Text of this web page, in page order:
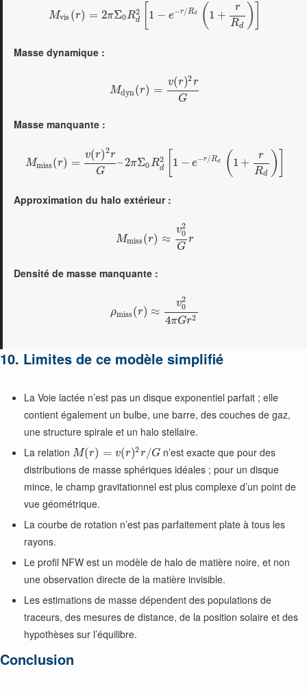
Mvis (r) = 2πΣ0R2
d 1 − e−r/Rd ( 1 +
r
Rd )
Masse dynamique :
Mdyn(r) =
v(r)2r
G
Masse manquante :
Mmiss(r) =
v(r)2r
G
–2πΣ0R2
d 1 − e−r/Rd ( 1 +
r
Rd )
Approximation du halo extérieur :
Mmiss(r) ≈
v2
0
G
r
Densité de masse manquante :
ρmiss(r) ≈
v2
0
4πGr2
10. Limites de ce modèle simplifié
La Voie lactée n’est pas un disque exponentiel parfait ; elle
contient également un bulbe, une barre, des couches de gaz,
une structure spirale et un halo stellaire.
La relation M(r) = v(r)2r/G n’est exacte que pour des
distributions de masse sphériques idéales ; pour un disque
mince, le champ gravitationnel est plus complexe d’un point de
vue géométrique.
La courbe de rotation n’est pas parfaitement plate à tous les
rayons.
Le profil NFW est un modèle de halo de matière noire, et non
une observation directe de la matière invisible.
Les estimations de masse dépendent des populations de
traceurs, des mesures de distance, de la position solaire et des
hypothèses sur l’équilibre.
Conclusion